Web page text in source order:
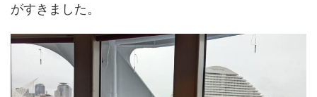
がすきました。